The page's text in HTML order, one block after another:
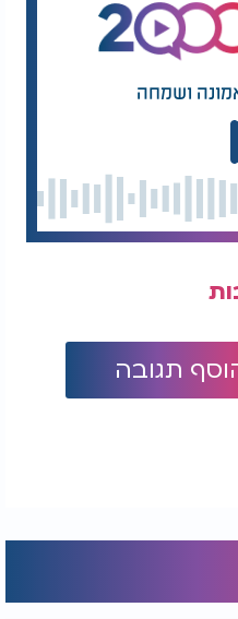
ושמחה
תגובה